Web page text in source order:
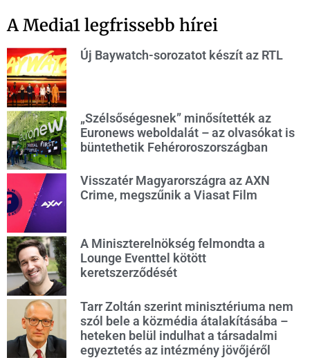
A Media1 legfrissebb hírei
Új Baywatch-sorozatot készít az RTL
„Szélsőségesnek” minősítették az
Euronews weboldalát – az olvasókat is
büntethetik Fehéroroszországban
Visszatér Magyarországra az AXN
Crime, megszűnik a Viasat Film
A Miniszterelnökség felmondta a
Lounge Eventtel kötött
keretszerződését
Tarr Zoltán szerint minisztériuma nem
szól bele a közmédia átalakításába –
heteken belül indulhat a társadalmi
egyeztetés az intézmény jövőjéről